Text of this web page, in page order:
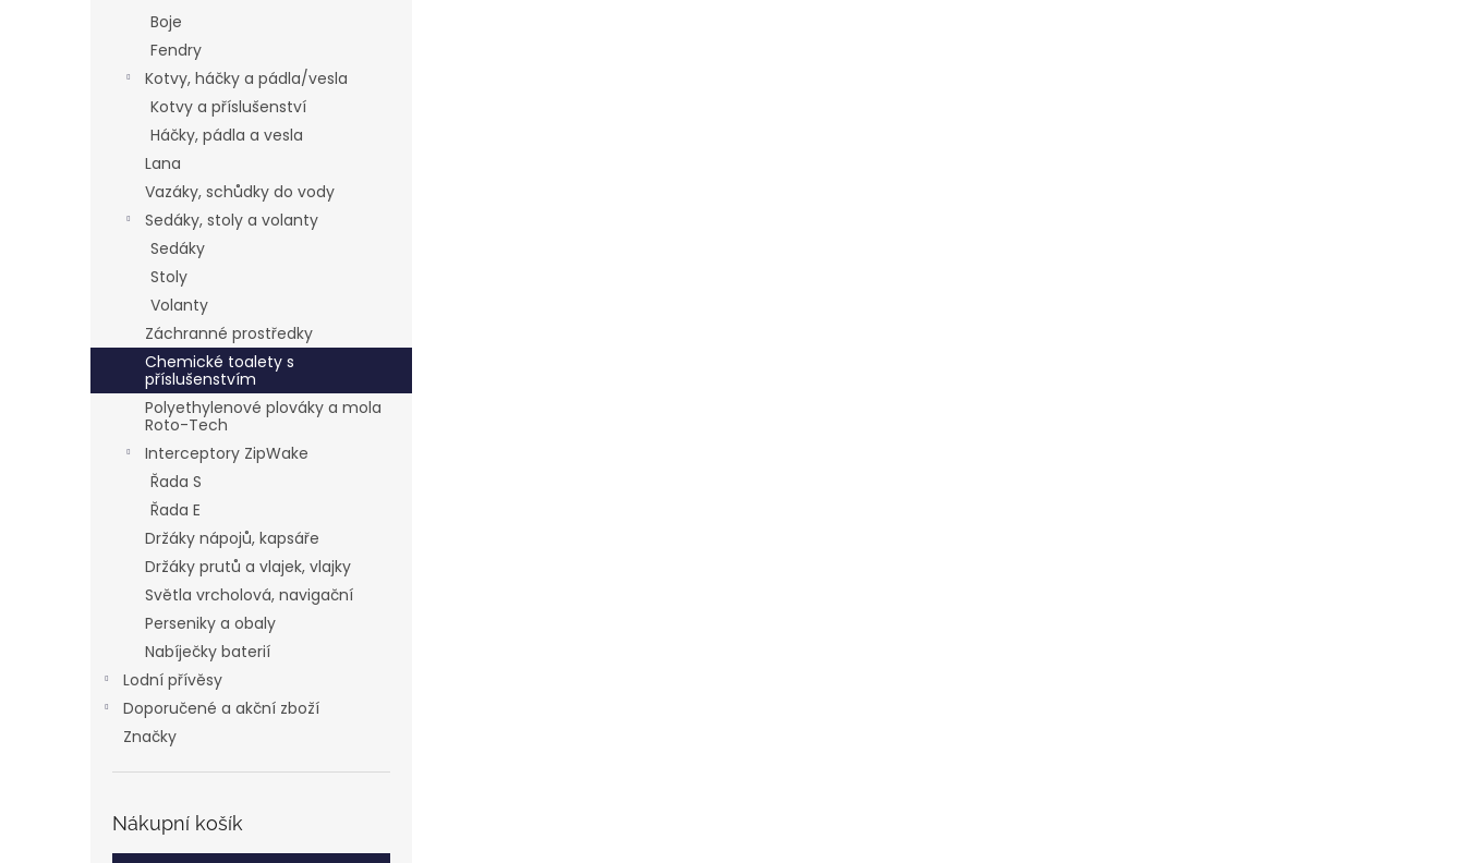
Boje
Fendry
Kotvy, háčky a pádla/vesla
Kotvy a příslušenství
Háčky, pádla a vesla
Lana
Vazáky, schůdky do vody
Sedáky, stoly a volanty
Sedáky
Stoly
Volanty
Záchranné prostředky
Chemické toalety s
příslušenstvím
Polyethylenové plováky a mola
Roto-Tech
Interceptory ZipWake
Řada S
Řada E
Držáky nápojů, kapsáře
Držáky prutů a vlajek, vlajky
Světla vrcholová, navigační
Perseniky a obaly
Nabíječky baterií
Lodní přívěsy
Doporučené a akční zboží
Značky
Nákupní košík